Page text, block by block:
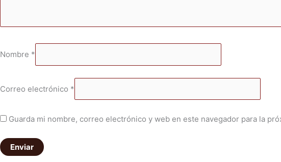
Nombre *
Correo electrónico *
Guarda mi nombre, correo electrónico y web en este navegador para la